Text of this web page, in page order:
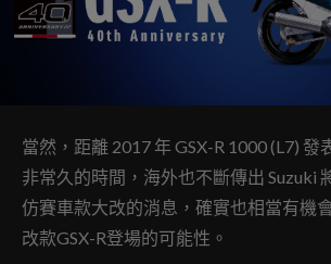
當然，距離 2017 年 GSX-R 1000 (L7) 發
非常久的時間，海外也不斷傳出 Suzuki
仿賽車款大改的消息，確實也相當有機
改款GSX-R登場的可能性。